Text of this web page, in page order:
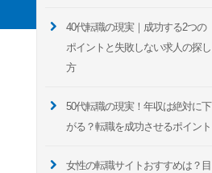
40代転職の現実｜成功する2つの
ポイントと失敗しない求人の探し
方
50代転職の現実！年収は絶対に下
がる？転職を成功させるポイント
女性の転職サイトおすすめは？目